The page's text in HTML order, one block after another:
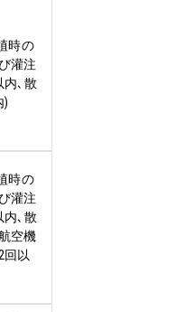
時の
灌注
内､散
)
時の
灌注
内､散
空機
回以